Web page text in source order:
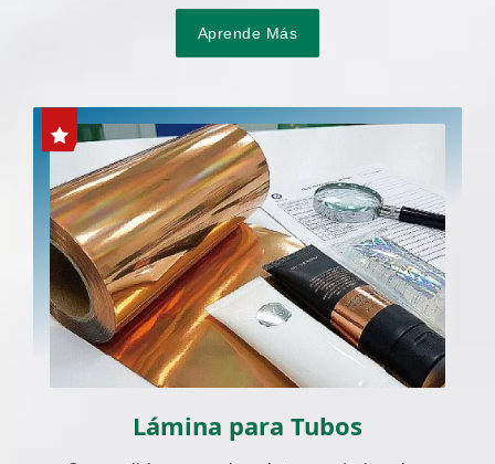
Aprende Más
Lámina para Tubos